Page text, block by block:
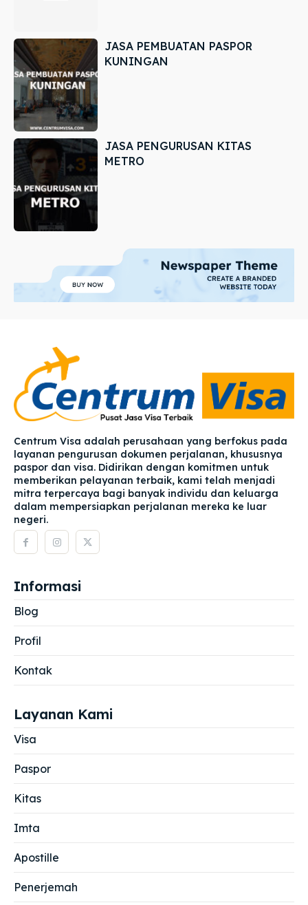
JASA PEMBUATAN PASPOR
KUNINGAN
JASA PENGURUSAN KITAS
METRO
Centrum Visa adalah perusahaan yang berfokus pada
layanan pengurusan dokumen perjalanan, khususnya
paspor dan visa. Didirikan dengan komitmen untuk
memberikan pelayanan terbaik, kami telah menjadi
mitra terpercaya bagi banyak individu dan keluarga
dalam mempersiapkan perjalanan mereka ke luar
negeri.
Informasi
Blog
Profil
Kontak
Layanan Kami
Visa
Paspor
Kitas
Imta
Apostille
Penerjemah